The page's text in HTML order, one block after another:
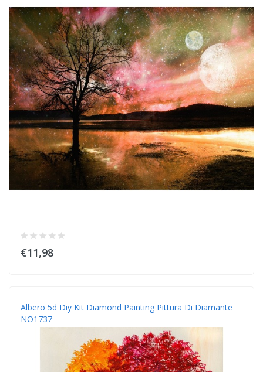
€11,98
Albero 5d Diy Kit Diamond Painting Pittura Di Diamante
NO1737